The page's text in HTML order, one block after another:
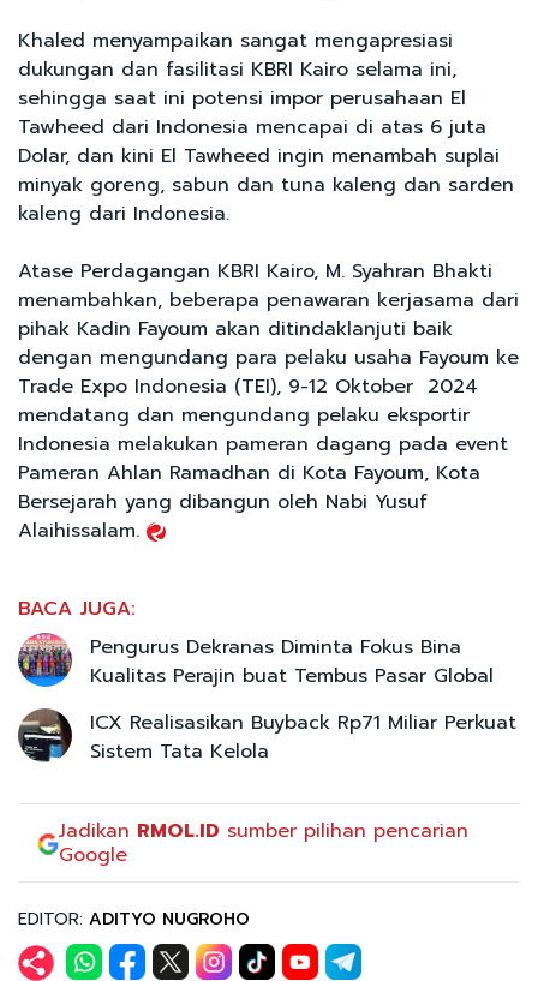
Khaled menyampaikan sangat mengapresiasi
dukungan dan fasilitasi KBRI Kairo selama ini,
sehingga saat ini potensi impor perusahaan El
Tawheed dari Indonesia mencapai di atas 6 juta
Dolar, dan kini El Tawheed ingin menambah suplai
minyak goreng, sabun dan tuna kaleng dan sarden
kaleng dari Indonesia.
Atase Perdagangan KBRI Kairo, M. Syahran Bhakti
menambahkan, beberapa penawaran kerjasama dari
pihak Kadin Fayoum akan ditindaklanjuti baik
dengan mengundang para pelaku usaha Fayoum ke
Trade Expo Indonesia (TEI), 9-12 Oktober 2024
mendatang dan mengundang pelaku eksportir
Indonesia melakukan pameran dagang pada event
Pameran Ahlan Ramadhan di Kota Fayoum, Kota
Bersejarah yang dibangun oleh Nabi Yusuf
Alaihissalam.
BACA JUGA:
Pengurus Dekranas Diminta Fokus Bina
Kualitas Perajin buat Tembus Pasar Global
ICX Realisasikan Buyback Rp71 Miliar Perkuat
Sistem Tata Kelola
Jadikan RMOL.ID sumber pilihan pencarian
Google
EDITOR: ADITYO NUGROHO